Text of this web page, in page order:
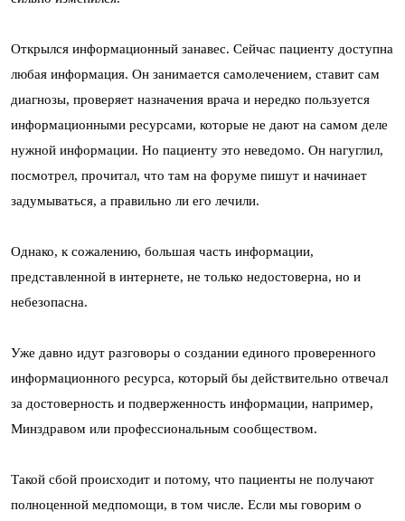
Открылся информационный занавес. Сейчас пациенту доступна
любая информация. Он занимается самолечением, ставит сам
диагнозы, проверяет назначения врача и нередко пользуется
информационными ресурсами, которые не дают на самом деле
нужной информации. Но пациенту это неведомо. Он нагуглил,
посмотрел, прочитал, что там на форуме пишут и начинает
задумываться, а правильно ли его лечили.
Однако, к сожалению, большая часть информации,
представленной в интернете, не только недостоверна, но и
небезопасна.
Уже давно идут разговоры о создании единого проверенного
информационного ресурса, который бы действительно отвечал
за достоверность и подверженность информации, например,
Минздравом или профессиональным сообществом.
Такой сбой происходит и потому, что пациенты не получают
полноценной медпомощи, в том числе. Если мы говорим о